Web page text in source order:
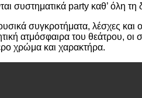
συστηματικά party καθ’ όλη τη
συγκροτήματα, λέσχες και
ατμόσφαιρα του θεάτρου, οι
χρώμα και χαρακτήρα.